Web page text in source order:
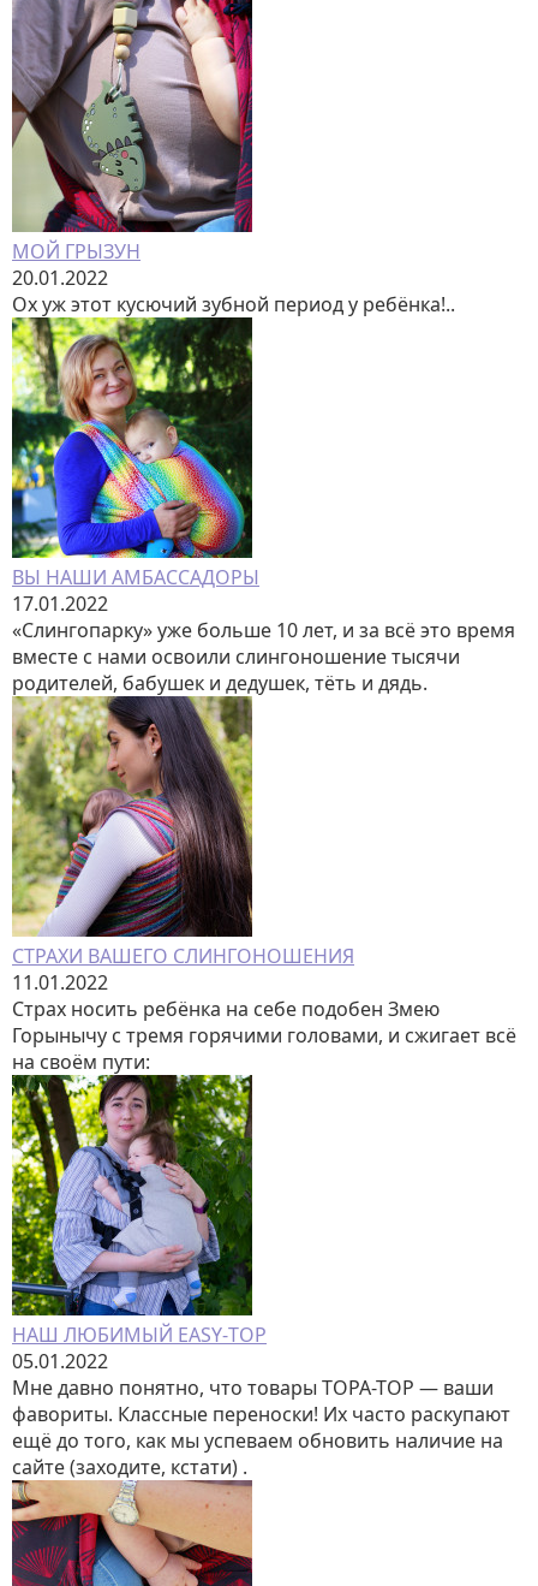
МОЙ ГРЫЗУН
20.01.2022
Ох уж этот кусючий зубной период у ребёнка!..
ВЫ НАШИ АМБАССАДОРЫ
17.01.2022
«Слингопарку» уже больше 10 лет, и за всё это время
вместе с нами освоили слингоношение тысячи
родителей, бабушек и дедушек, тёть и дядь.
СТРАХИ ВАШЕГО СЛИНГОНОШЕНИЯ
11.01.2022
Страх носить ребёнка на себе подобен Змею
Горынычу с тремя горячими головами, и сжигает всё
на своём пути:
НАШ ЛЮБИМЫЙ EASY-ТОР
05.01.2022
Мне давно понятно, что товары ТОРА-ТОР — ваши
фавориты. Классные переноски! Их часто раскупают
ещё до того, как мы успеваем обновить наличие на
сайте (заходите, кстати) .